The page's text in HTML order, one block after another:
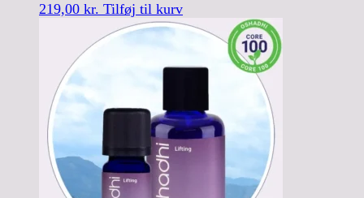
219,00 kr. Tilføj til kurv